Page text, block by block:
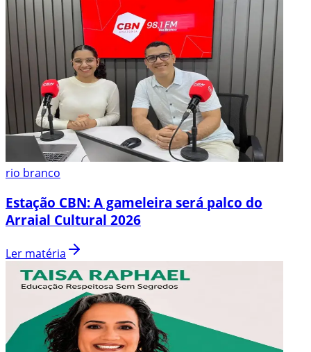
rio branco
Estação CBN: A gameleira será palco do
Arraial Cultural 2026
Ler matéria